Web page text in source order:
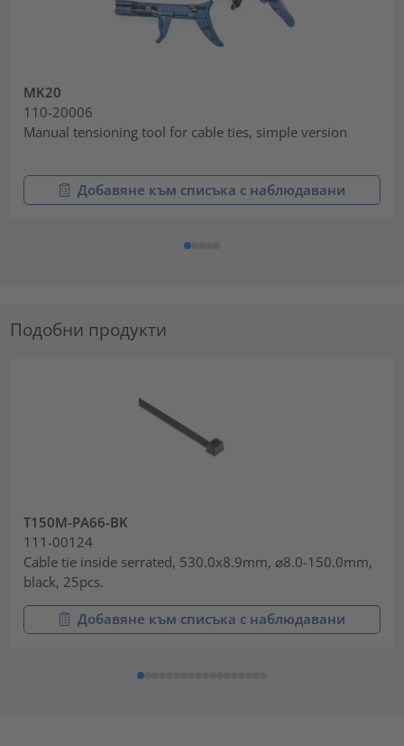
MK20
110-20006
Manual tensioning tool for cable ties, simple version
Добавяне към списъка с наблюдавани
Подобни продукти
T150M-PA66-BK
111-00124
Cable tie inside serrated, 530.0x8.9mm, ⌀8.0-150.0mm,
black, 25pcs.
Добавяне към списъка с наблюдавани